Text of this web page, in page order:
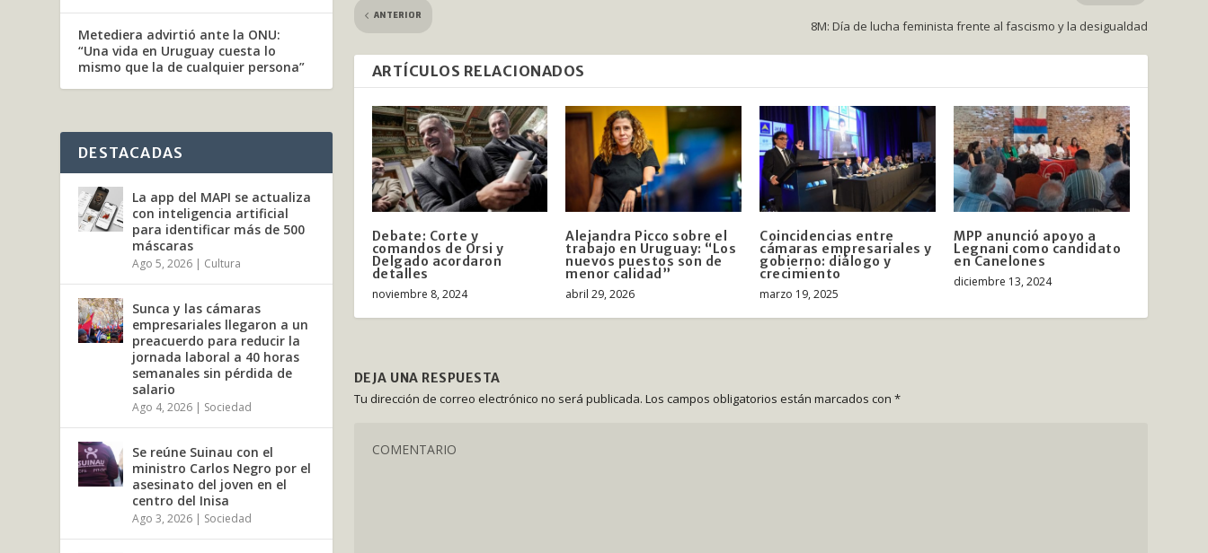
ANTERIOR
8M: Día de lucha feminista frente al fascismo y la desigualdad
ARTÍCULOS RELACIONADOS
Debate: Corte y
comandos de Orsi y
Delgado acordaron
detalles
noviembre 8, 2024
Alejandra Picco sobre el
trabajo en Uruguay: “Los
nuevos puestos son de
menor calidad”
abril 29, 2026
Coincidencias entre
cámaras empresariales y
gobierno: diálogo y
crecimiento
marzo 19, 2025
MPP anunció apoyo a
Legnani como candidato
en Canelones
diciembre 13, 2024
DEJA UNA RESPUESTA
Tu dirección de correo electrónico no será publicada. Los campos obligatorios están marcados con *
Metediera advirtió ante la ONU:
“Una vida en Uruguay cuesta lo
mismo que la de cualquier persona”
DESTACADAS
La app del MAPI se actualiza
con inteligencia artificial
para identificar más de 500
máscaras
Ago 5, 2026 | Cultura
Sunca y las cámaras
empresariales llegaron a un
preacuerdo para reducir la
jornada laboral a 40 horas
semanales sin pérdida de
salario
Ago 4, 2026 | Sociedad
Se reúne Suinau con el
ministro Carlos Negro por el
asesinato del joven en el
centro del Inisa
Ago 3, 2026 | Sociedad